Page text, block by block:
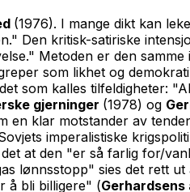
(1976). I mange dikt kan
Den kritisk-satiriske
Metoden er den samme i
som likhet og
som kalles tilfeldigheter:
gjerninger (1978) og
klar motstander av
imperalistiske
at den "er så farlig for/
lønnsstopp" sies det rett
å bli billigere" (Gerhardsens